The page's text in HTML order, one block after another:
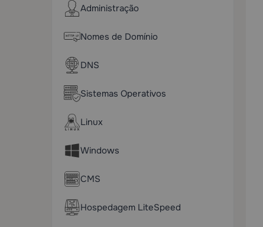
Administração
Nomes de Domínio
DNS
Sistemas Operativos
Linux
Windows
CMS
Hospedagem LiteSpeed